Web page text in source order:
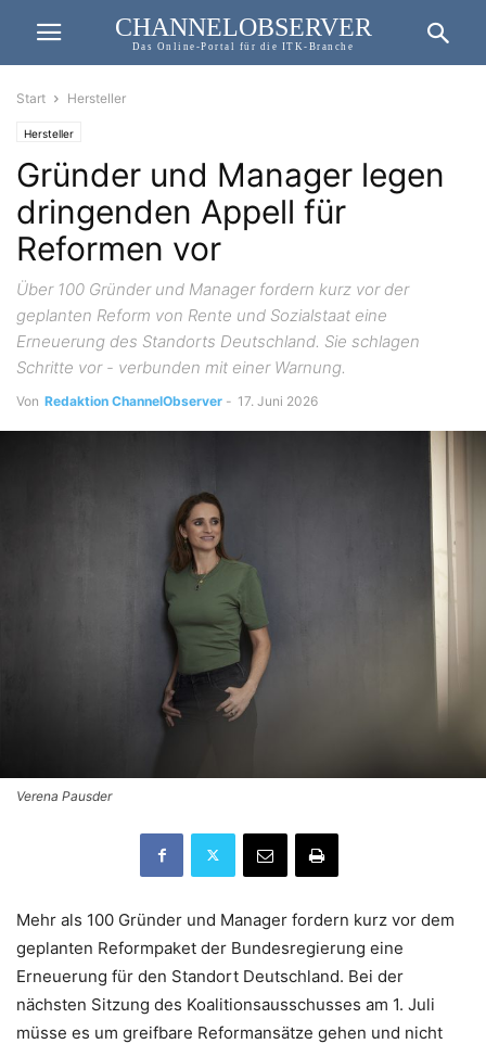
CHANNELOBSERVER
Das Online-Portal für die ITK-Branche
Start Hersteller
Hersteller
Gründer und Manager legen
dringenden Appell für
Reformen vor
Über 100 Gründer und Manager fordern kurz vor der
geplanten Reform von Rente und Sozialstaat eine
Erneuerung des Standorts Deutschland. Sie schlagen
Schritte vor - verbunden mit einer Warnung.
Von Redaktion ChannelObserver - 17. Juni 2026
Verena Pausder
Mehr als 100 Gründer und Manager fordern kurz vor dem
geplanten Reformpaket der Bundesregierung eine
Erneuerung für den Standort Deutschland. Bei der
nächsten Sitzung des Koalitionsausschusses am 1. Juli
müsse es um greifbare Reformansätze gehen und nicht